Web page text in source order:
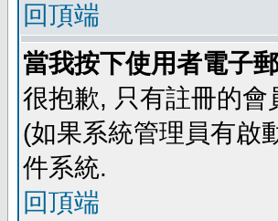
回頂端
當我按下使用者電子
很抱歉, 只有註冊的
(如果系統管理員有啟
件系統.
回頂端